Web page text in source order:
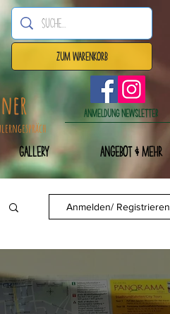
Anmeldung Newsletter
Zum Warenkorb
Gallery Angebot & mehr
Anmelden/ Registrieren